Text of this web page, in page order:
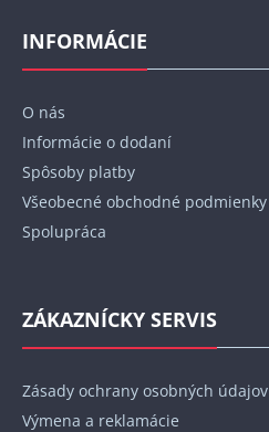
INFORMÁCIE
O nás
Informácie o dodaní
Spôsoby platby
Všeobecné obchodné podmienky
Spolupráca
ZÁKAZNÍCKY SERVIS
Zásady ochrany osobných údajov
Výmena a reklamácie